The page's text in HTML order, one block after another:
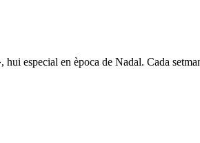
especial en època de Nadal. Cada